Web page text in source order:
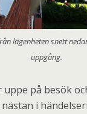
lägenheten snett
uppgång.
på besök
i